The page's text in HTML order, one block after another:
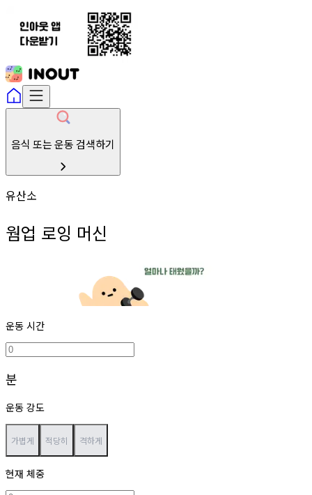
음식 또는 운동 검색하기
유산소
웜업 로잉 머신
운동 시간
분
운동 강도
가볍게 적당히 격하게
현재 체중